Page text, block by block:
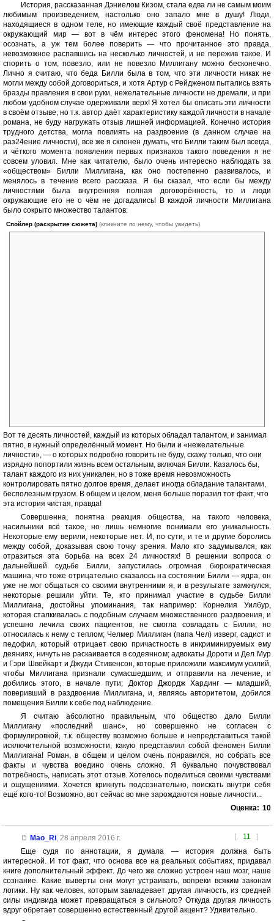
История, рассказанная Дэниелом Кизом, стала едва ли не самым моим
любимым произведением, настолько оно запало мне в душу! Люди,
находящиеся в одном теле, но имеющие каждый своё представление на
окружающий мир — вот в чём интерес этого феномена! Но понять,
осознать, а уж тем более поверить — что прочитанное это правда,
невозможное распавшись на несколько личностей, и не пережив такое. И
спорить о том, повезло, или не повезло Миллигану можно бесконечно.
Лично я считаю, что беда Билли была в том, что эти личности никак не
могли между собой договориться, и хотя Артур с Рейдженом пытались взять
бразды правления в свои руки, нежелательные личности не дремали, и при
любом удобном случае одерживали верх! Я хотел бы описать эти личности
в своём отзыве, но т.к. автор даёт характеристику каждой личности в начале
романа, не буду нагружать отзыв лишней информацией. Конечно история
трудного детства, могла повлиять на раздвоение (в данном случае на
раз24ение личности), всё же я склонен думать, что Билли таким был всегда,
и чёткого момента появления первых признаков такого поведения я не
совсем уловил. Мне как читателю, было очень интересно наблюдать за
«обществом» Билли Миллигана, как оно постепенно развивалось, и
менялось в течение всего рассказа. Я бы сказал, что если бы между
личностями была внутренняя полная договорённость, то и люди
окружающие его не о чём не догадались! В каждой личности Миллигана
было сокрыто множество талантов:
Спойлер (раскрытие сюжета) (кликните по нему, чтобы увидеть)
Вот те десять личностей, каждый из которых обладал талантом, и занимал
пятно, в нужный определённый момент. Но были и «нежелательные
личности», — о которых подробно говорить не буду, скажу только, что они
изрядно попортили жизнь всем остальным, включая Билли. Казалось бы,
талант каждого из них уникален, но в тоже время невозможность
контролировать пятно долгое время, делает иногда обладание талантами,
бесполезным грузом. В общем и целом, меня больше поразил тот факт, что
эта история чистая, правда!
Совершенна, понятна реакция общества, на такого человека,
насильники всё такое, но лишь немногие понимали его уникальность.
Некоторые ему верили, некоторые нет. И, по сути, и те и другие боролись
между собой, доказывая свою точку зрения. Мало кто задумывался, как
отразиться эта борьба на всех 24 личностях! В решении вопроса о
дальнейшей судьбе Билли, запустилась огромная бюрократическая
машина, что тоже отрицательно сказалось на состоянии Билли — ядра, он
уже не мог общаться со своими внутренними я, и в результате замкнулся,
некоторые решили уйти. Те, кто принимал участие в судьбе Билли
Миллигана, достойны упоминания, так например: Корнелия Уилбур,
которая сталкивалась с подобным случаем множественного раздвоения, и
успешно лечила своих пациентов, не смогла совладать с Билли, но
относилась к нему с теплом; Челмер Миллиган (папа Чел) изверг, садист и
педофил, который отрицает свою причастность в инкриминируемых ему
деяниях, ничуть не раскаивается в содеянном; адвокаты Дороти и Дел Мур
и Гэри Швейкарт и Джуди Стивенсон, которые приложили максимум усилий,
чтобы Миллигана признали сумасшедшим, и отправили на лечение, и
добились этого, в начале пути; Доктор Джордж Хардинг — младший,
поверивший в раздвоение Миллигана, и, являясь авторитетом, добился
помещения Билли к себе под наблюдение.
Я считаю абсолютно правильным, что общество дало Билли
Миллигану «последний шанс», но совершенно не согласен с
формулировкой, т.к. обществу возможно больше и непредставиться такой
исключительной возможности, какую представлял собой феномен Билли
Миллигана! Роман, в общем и целом очень понравился, но собрать все
факты и чувства воедино очень сложно. Я буквально почувствовал
потребность, написать этот отзыв. Хотелось поделиться своими чувствами
и ощущениями. Хочется крикнуть подсознательно, поискать внутри себя
ещё кого-то! Возможно, вот сейчас во мне зарождаются новые личности...
Оценка: 10
[ 11 ]
Mao_Ri, 28 апреля 2016 г.
Еще судя по аннотации, я думала — история должна быть
интересной. И тот факт, что основа все на реальных событиях, придавал
книге дополнительный эффект. До чего же сложно устроен наш мозг, наше
сознание. Какие выверты они могут устраивать, вопреки всяким законам
логики. Ну как человек, которым завладевает другая личность, из средней
силы индивида может превращаться в сильного? Откуда другая личность
вдруг обретает совершенно естественный другой акцент? Удивительно.